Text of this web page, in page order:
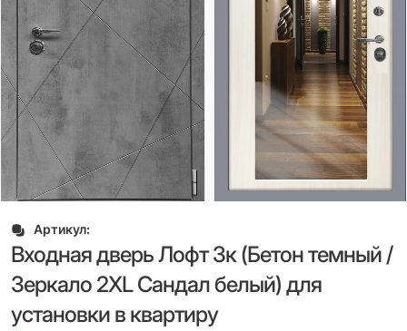
Артикул:
Входная дверь Лофт 3к (Бетон темный /
Зеркало 2XL Сандал белый) для
установки в квартиру